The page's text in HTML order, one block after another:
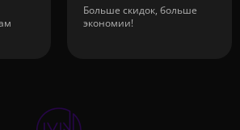
Больше скидок, больше
экономии!